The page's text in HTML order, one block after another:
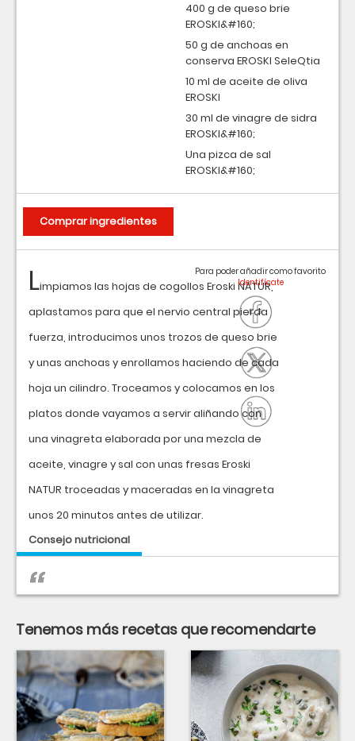
Limpiamos las hojas de cogollos Eroski NATUR,
aplastamos para que el nervio central pierda
fuerza, introducimos unos trozos de queso brie
y unas anchoas y enrollamos haciendo de cada
hoja un cilindro. Troceamos y colocamos en los
platos donde vayamos a servir aliñando con
una vinagreta elaborada por una mezcla de
aceite, vinagre y sal con unas fresas Eroski
NATUR troceadas y maceradas en la vinagreta
unos 20 minutos antes de utilizar.
Consejo nutricional
Para poder añadir como favorito
400 g de queso brie
EROSKI&#160;
50 g de anchoas en
conserva EROSKI SeleQtia
10 ml de aceite de oliva
EROSKI
30 ml de vinagre de sidra
EROSKI&#160;
Una pizca de sal
EROSKI&#160;
Comprar ingredientes
Tenemos más recetas que recomendarte